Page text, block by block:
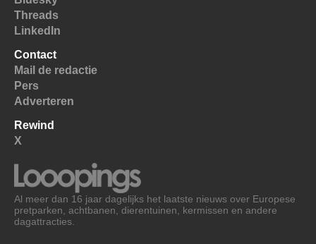
Threads
LinkedIn
Contact
Mail de redactie
Pers
Adverteren
Rewind
X
Al meer dan 16 jaar dagelijks het laatste nieuws over Europese
pretparken, achtbanen, dierentuinen, kermissen en andere
dagattracties.